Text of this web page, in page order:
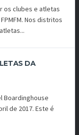
os clubes e atletas
Nos distritos
DA
Boardinghouse
de 2017. Este é